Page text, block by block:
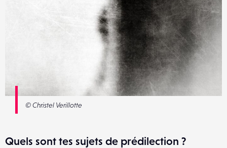
©Christel Verillotte
Quels sont tes sujets de prédilection ?